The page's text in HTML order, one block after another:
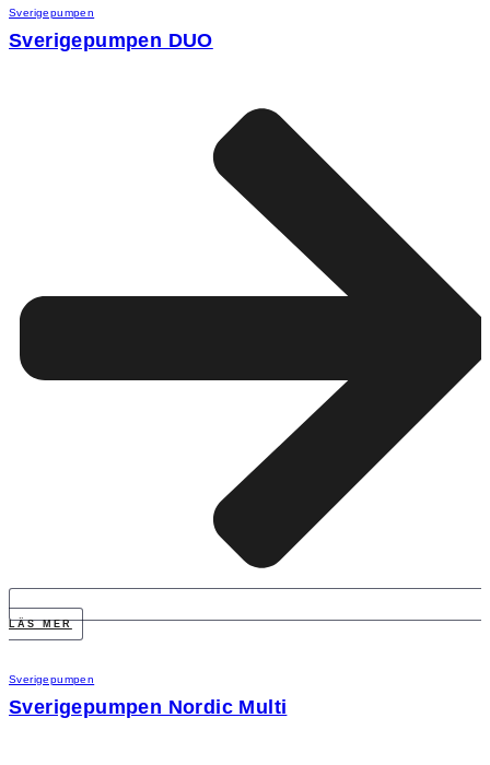
Sverigepumpen
Sverigepumpen DUO
LÄS MER
Sverigepumpen
Sverigepumpen Nordic Multi